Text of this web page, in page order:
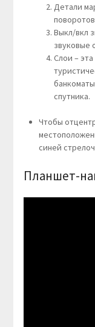
Детали
Выкл/вкл
звуковые
Слои –
спутника.
Чтобы
синей
Планшет-